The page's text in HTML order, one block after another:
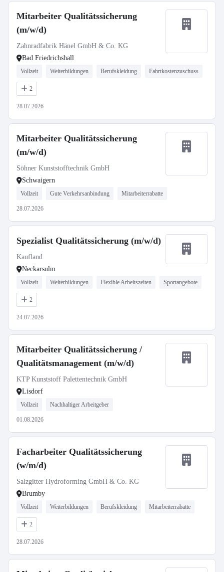
Mitarbeiter Qualitätssicherung
(m/w/d)
Zahnradfabrik Hänel GmbH & Co. KG
Bad Friedrichshall
Vollzeit Weiterbildungen Berufskleidung Fahrtkostenzuschuss
2
28.07.2026
Mitarbeiter Qualitätssicherung
(m/w/d)
Söhner Kunststofftechnik GmbH
Schwaigern
Vollzeit Gute Verkehrsanbindung Mitarbeiterrabatte
28.07.2026
Spezialist Qualitätssicherung (m/w/d)
Kaufland
Neckarsulm
Vollzeit Weiterbildungen Flexible Arbeitszeiten Sportangebote
2
24.07.2026
Mitarbeiter Qualitätssicherung /
Qualitätsmanagement (m/w/d)
KTP Kunststoff Palettentechnik GmbH
Lisdorf
Vollzeit Nachhaltiger Arbeitgeber
01.08.2026
Facharbeiter Qualitätssicherung
(w/m/d)
Salzgitter Hydroforming GmbH & Co. KG
Brumby
Vollzeit Weiterbildungen Berufskleidung Mitarbeiterrabatte
2
28.07.2026